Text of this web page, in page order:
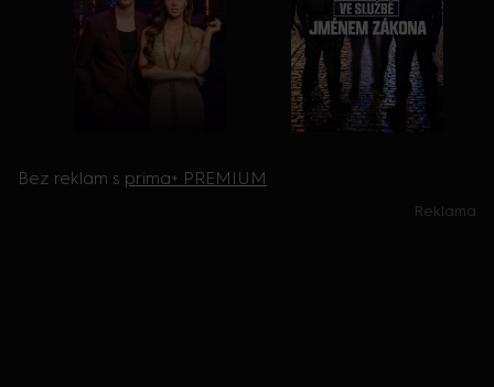
Bez reklam s prima+ PREMIUM
Reklama